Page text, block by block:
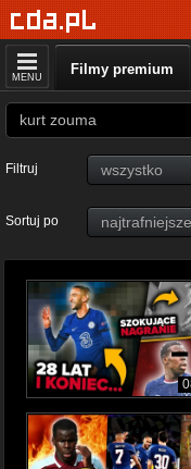
MENU Filmy premium
Filtruj
Sortuj po